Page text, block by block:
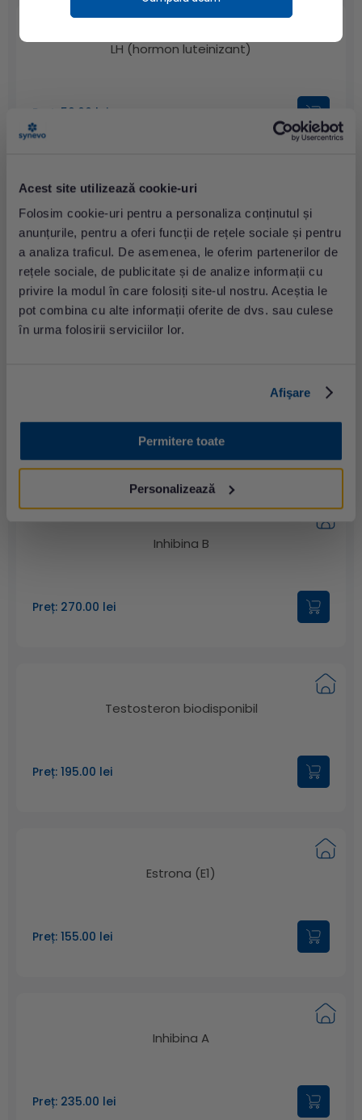
Acest site utilizează cookie-uri
Folosim cookie-uri pentru a personaliza conținutul și
anunțurile, pentru a oferi funcții de rețele sociale și pentru
a analiza traficul. De asemenea, le oferim partenerilor de
rețele sociale, de publicitate și de analize informații cu
privire la modul în care folosiți site-ul nostru. Aceștia le
pot combina cu alte informații oferite de dvs. sau culese
în urma folosirii serviciilor lor.
Afişare
Permitere toate
Personalizează
LH (hormon luteinizant)
Preț: 59.00 lei
SHBG (Sex Hormone Binding Globuline)
Preț: 73.00 lei
Inhibina B
Preț: 270.00 lei
Testosteron biodisponibil
Preț: 195.00 lei
Estrona (E1)
Preț: 155.00 lei
Inhibina A
Preț: 235.00 lei